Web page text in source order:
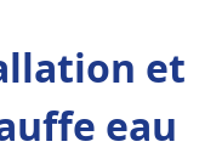
et
eau